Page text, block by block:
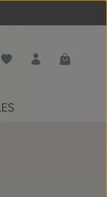
Du hast 0 Produkte auf